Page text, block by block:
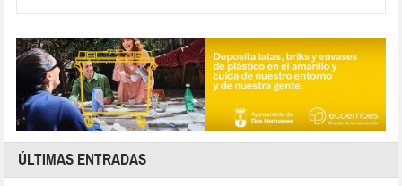
ÚLTIMAS ENTRADAS